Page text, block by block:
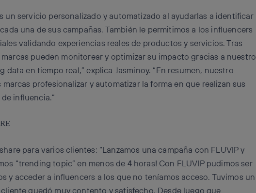
un servicio personalizado y automatizado al ayudarlas a identificar
una de sus campañas. También le permitimos a los influencers
validando experiencias reales de productos y servicios. Tras
pueden monitorear y optimizar su impacto gracias a nuestro
data en tiempo real,” explica Jasminoy. “En resumen, nuestro
profesionalizar y automatizar la forma en que realizan sus
influencia.”
para varios clientes: “Lanzamos una campaña con FLUVIP y
“trending topic” en menos de 4 horas! Con FLUVIP pudimos ser
y acceder a influencers a los que no teníamos acceso. Tuvimos un
quedó muy contento y satisfecho. Desde luego que